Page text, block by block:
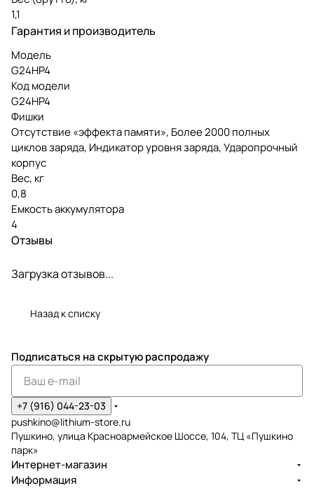
1,1
Гарантия и производитель
Модель
G24HP4
Код модели
G24HP4
Фишки
Отсутствие «эффекта памяти», Более 2000 полных
циклов заряда, Индикатор уровня заряда, Ударопрочный
корпус
Вес, кг
0,8
Емкость аккумулятора
4
Отзывы
Загрузка отзывов...
Назад к списку
Подписаться на скрытую распродажу
+7 (916) 044-23-03
pushkino@lithium-store.ru
Пушкино, улица Красноармейское Шоссе, 104, ТЦ «Пушкино
парк»
Интернет-магазин
Информация